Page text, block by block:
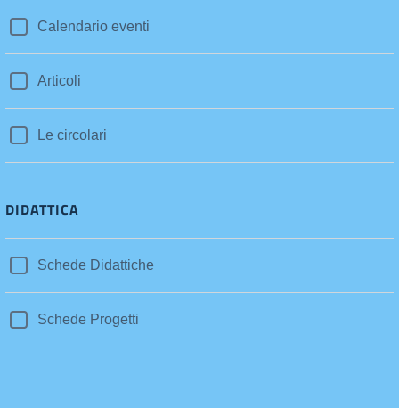
Calendario eventi
Articoli
Le circolari
DIDATTICA
Schede Didattiche
Schede Progetti